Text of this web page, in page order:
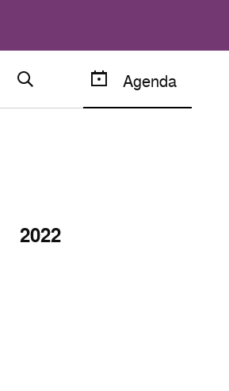
Agenda
2022